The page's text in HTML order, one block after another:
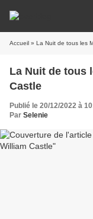
Accueil » La Nuit de tous les
La Nuit de tous
Castle
Publié le 20/12/2022 à
Par Selenie